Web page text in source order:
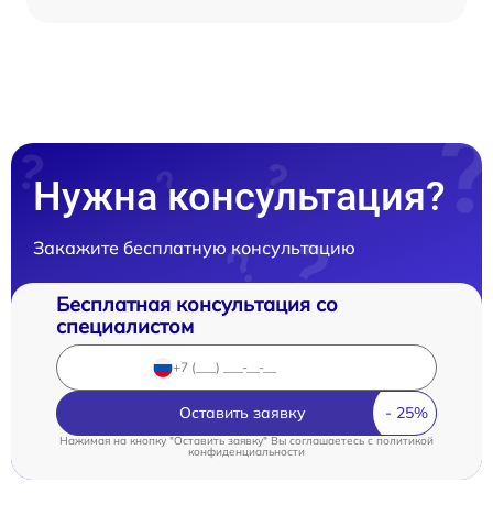
Нужна консультация?
Закажите бесплатную консультацию
Бесплатная консультация со
специалистом
Оставить заявку
Нажимая на кнопку "Оставить заявку" Вы соглашаетесь cполитикой
конфиденциальности